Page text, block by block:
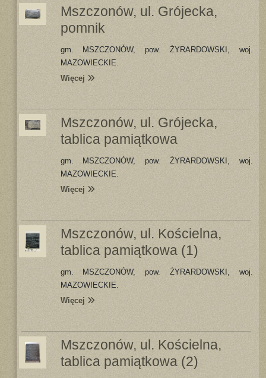
Mszczonów, ul. Grójecka,
pomnik
gm. MSZCZONÓW, pow. ŻYRARDOWSKI, woj.
MAZOWIECKIE.
Więcej
Mszczonów, ul. Grójecka,
tablica pamiątkowa
gm. MSZCZONÓW, pow. ŻYRARDOWSKI, woj.
MAZOWIECKIE.
Więcej
Mszczonów, ul. Kościelna,
tablica pamiątkowa (1)
gm. MSZCZONÓW, pow. ŻYRARDOWSKI, woj.
MAZOWIECKIE.
Więcej
Mszczonów, ul. Kościelna,
tablica pamiątkowa (2)